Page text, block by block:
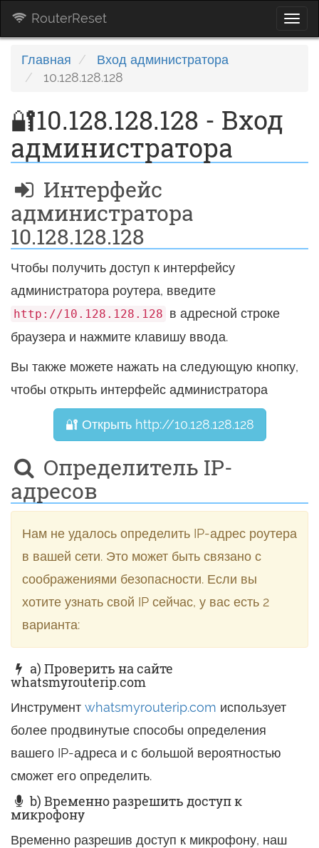
RouterReset
Главная
Вход администратора
10.128.128.128
🔐10.128.128.128 - Вход
администратора
Интерфейс
администратора
10.128.128.128
Чтобы получить доступ к интерфейсу
администратора роутера, введите
http://10.128.128.128 в адресной строке
браузера и нажмите клавишу ввода.
Вы также можете нажать на следующую кнопку,
чтобы открыть интерфейс администратора
🔐 Открыть http://10.128.128.128
Определитель IP-
адресов
Нам не удалось определить IP-адрес роутера
в вашей сети. Это может быть связано с
соображениями безопасности. Если вы
хотите узнать свой IP сейчас, у вас есть 2
варианта:
a) Проверить на сайте
whatsmyrouterip.com
Инструмент whatsmyrouterip.com использует
более продвинутые способы определения
вашего IP-адреса и с большой вероятностью
сможет его определить.
b) Временно разрешить доступ к
микрофону
Временно разрешив доступ к микрофону, наш